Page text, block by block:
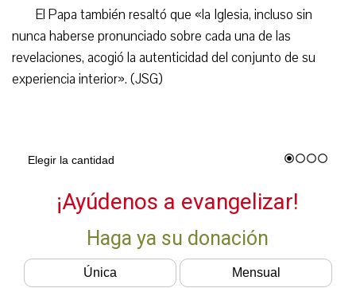
El Papa también resaltó que «la Iglesia, incluso sin
nunca haberse pronunciado sobre cada una de las
revelaciones, acogió la autenticidad del conjunto de su
experiencia interior». (JSG)